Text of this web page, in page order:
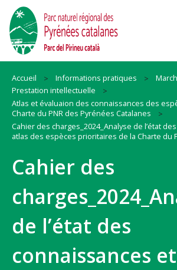
Accueil Informations pratiques
Prestation intellectuelle
Atlas et évaluaion des connaissances des
Charte du PNR des Pyrénées Catalanes
Cahier des charges_2024_Analyse de l’état
atlas des espèces prioritaires de la Charte du
Cahier des
de l’état des
connaissances